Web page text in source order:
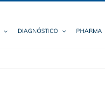
DIAGNÓSTICO PHARMA